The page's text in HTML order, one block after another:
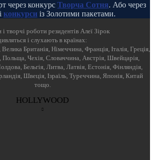
через конкурс Творча Сотня. Або через
конкурси із Золотими пакетами.
і творчі роботи резидентів Алеї Зірок
і слухають в країнах:
Британія, Німеччина, Франція, Італія, Греція,
Польща, Чехія, Словаччина, Австрія, Швейцарія,
Бельгія, Литва, Латвія, Естонія, Фінляндія,
Швеція, Ізраїль, Туреччина, Японія, Китай
тощо.
HOLLYWOOD